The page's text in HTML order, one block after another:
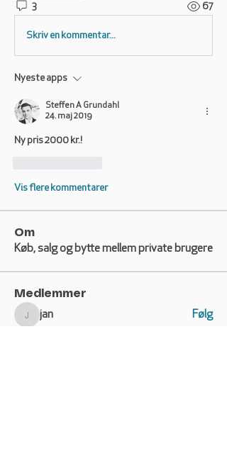
3 67
Skriv en kommentar...
Nyeste apps
Steffen A Grundahl
24. maj 2019
Ny pris 2000 kr.!
Vis flere kommentarer
Om
Køb, salg og bytte mellem private brugere
Medlemmer
jan
jan Følg